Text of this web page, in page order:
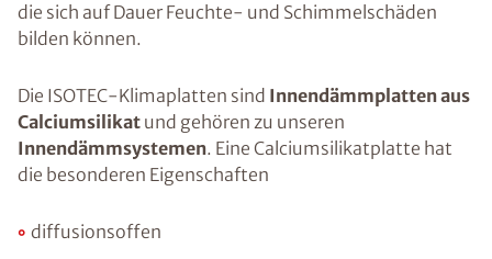
die sich auf Dauer Feuchte- und Schimmelschäden
bilden können.
Die ISOTEC-Klimaplatten sind Innendämmplatten aus
Calciumsilikat und gehören zu unseren
Innendämmsystemen. Eine Calciumsilikatplatte hat
die besonderen Eigenschaften
diffusionsoffen